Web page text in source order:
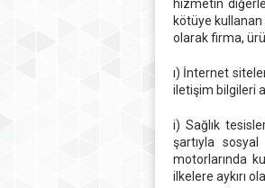
hizmetin
kötüye
olarak firma,
ı) İnternet
iletişim bilgileri
i) Sağlık
şartıyla
motorlarında
ilkelere aykırı